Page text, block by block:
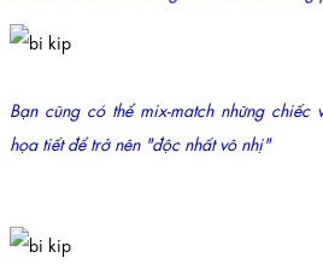
Bạn cũng có thể mix-match những chiếc
họa tiết để trở nên "độc nhất vô nhị"